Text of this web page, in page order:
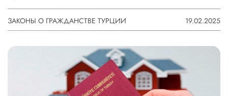
ЗАКОНЫ О ГРАЖДАНСТВЕ ТУРЦИИ 19.02.2025